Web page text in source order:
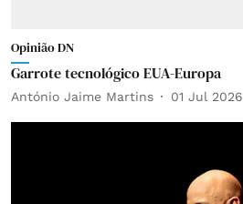
Opinião DN
Garrote tecnológico EUA-Europa
António Jaime Martins 01 Jul 2026